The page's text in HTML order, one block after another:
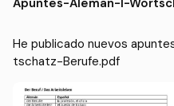
Apuntes-Aleman-I-
He publicado nuevos
tschatz-Berufe.pdf